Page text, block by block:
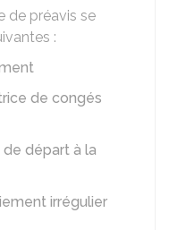
de préavis se
:
de congés
départ à la
irrégulier